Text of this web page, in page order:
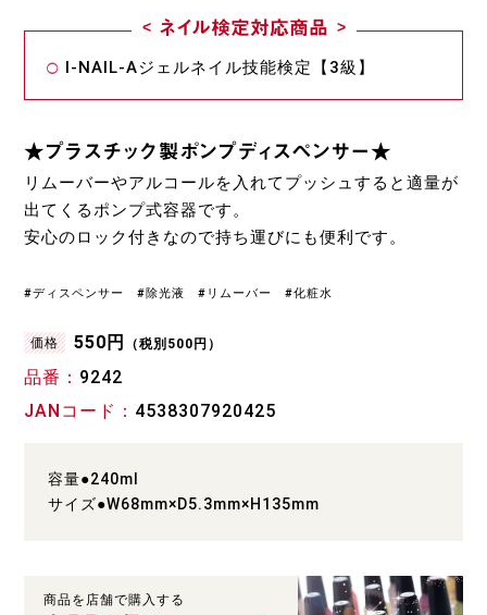
ネイル検定対応商品
I-NAIL-Aジェルネイル技能検定【3級】
★プラスチック製ポンプディスペンサー★
リムーバーやアルコールを入れてプッシュすると適量が
出てくるポンプ式容器です。
安心のロック付きなので持ち運びにも便利です。
#ディスペンサー #除光液 #リムーバー #化粧水
価格 550円 （税別500円）
品番
9242
JANコード
4538307920425
容量●240ml
サイズ●W68mm×D5.3mm×H135mm
商品を店舗で購入する